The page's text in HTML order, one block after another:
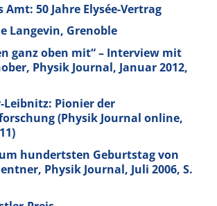
50 Jahre Elysée-Vertrag
Langevin, Grenoble
ganz oben mit“ – Interview mit
Physik Journal, Januar 2012,
Leibnitz: Pionier der
(Physik Journal online,
hundertsten Geburtstag von
Physik Journal, Juli 2006, S.